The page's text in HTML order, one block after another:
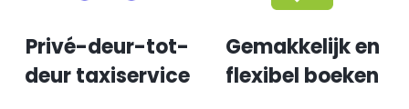
Privé-deur-tot-
deur taxiservice
Gemakkelijk en
flexibel boeken